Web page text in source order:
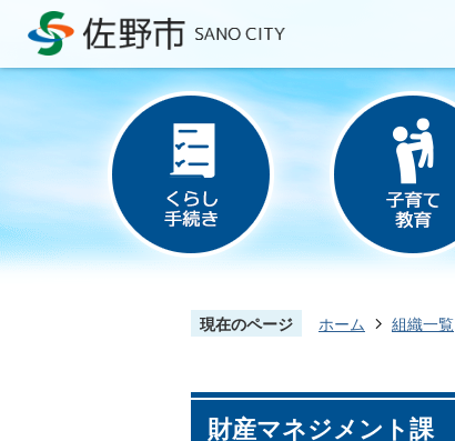
現在のページ ホーム 組織一覧
財産マネジメント課